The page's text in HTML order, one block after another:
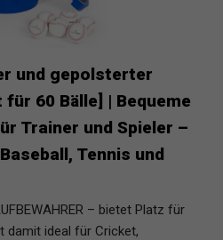
und gepolsterter
60 Bälle] | Bequeme
Trainer und Spieler –
Tennis und
– bietet Platz für
damit ideal für Cricket,